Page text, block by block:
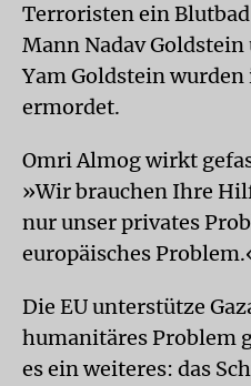
Terroristen ein
Mann Nadav
Yam Goldstein
ermordet.
Omri Almog wirkt
»Wir brauchen Ihre
nur unser privates
europäisches
Die EU unterstütze
humanitäres Problem
es ein weiteres: das